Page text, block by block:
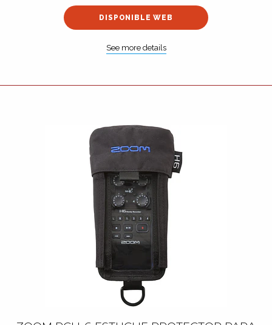
DISPONIBLE WEB
See more details